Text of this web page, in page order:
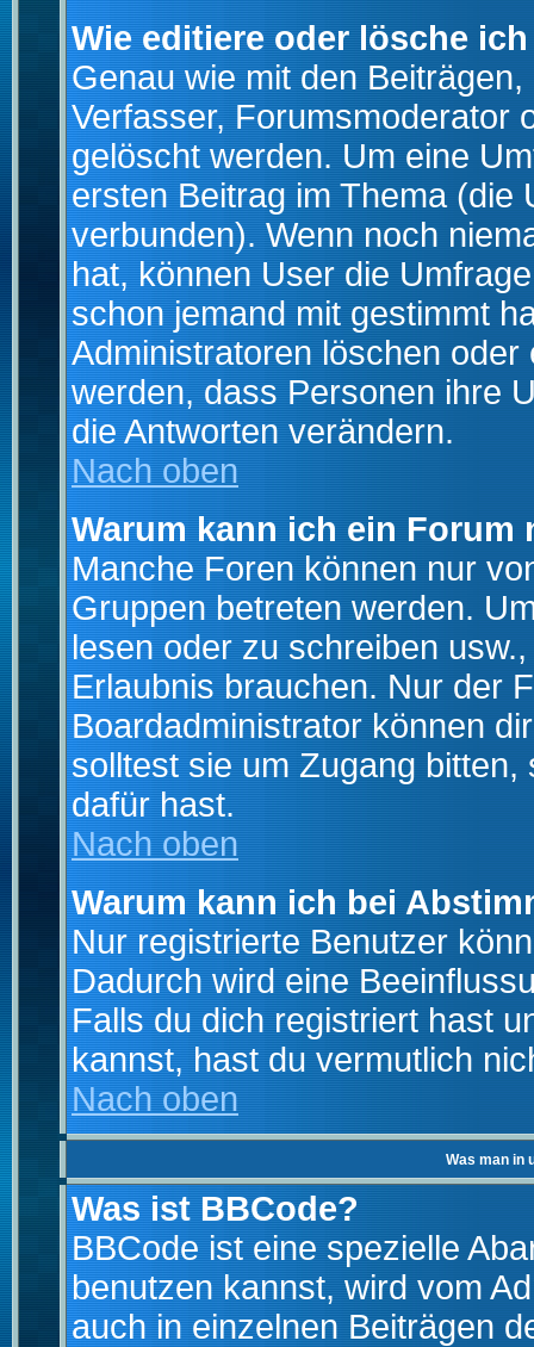
Wie editiere oder lösche
Genau wie mit den
Verfasser, Forumsmoderator
gelöscht werden. Um eine
ersten Beitrag im Thema (die
verbunden). Wenn noch
hat, können User die
schon jemand mit gestimmt
Administratoren löschen
werden, dass Personen ihre
die Antworten verändern.
Nach oben
Warum kann ich ein Forum
Manche Foren können nur
Gruppen betreten werden.
lesen oder zu schreiben
Erlaubnis brauchen. Nur der
Boardadministrator können
solltest sie um Zugang
dafür hast.
Nach oben
Warum kann ich bei
Nur registrierte Benutzer
Dadurch wird eine
Falls du dich registriert hast
kannst, hast du vermutlich
Nach oben
Was man in
Was ist BBCode?
BBCode ist eine spezielle
benutzen kannst, wird vom
auch in einzelnen Beiträgen